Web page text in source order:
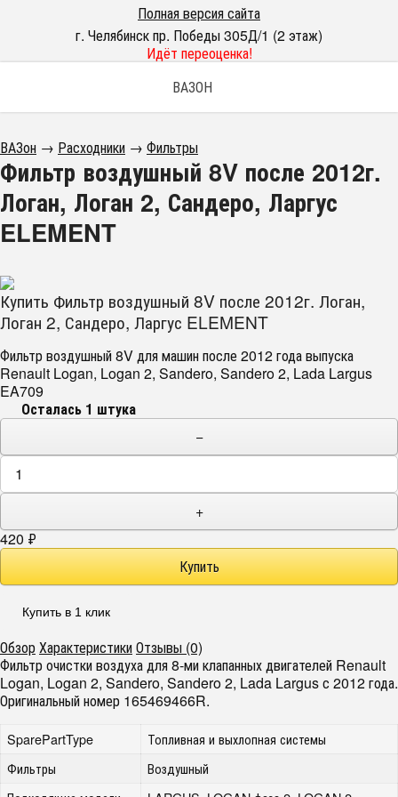
Полная версия сайта
г. Челябинск пр. Победы 305Д/1 (2 этаж)
Идёт переоценка!
ВАЗОН
ВАЗон → Расходники → Фильтры
Фильтр воздушный 8V после 2012г.
Логан, Логан 2, Сандеро, Ларгус
ELEMENT
Купить Фильтр воздушный 8V после 2012г. Логан,
Логан 2, Сандеро, Ларгус ELEMENT
Фильтр воздушный 8V для машин после 2012 года выпуска
Renault Logan, Logan 2, Sandero, Sandero 2, Lada Largus
EA709
Осталась 1 штука
−
+
420 ₽
Купить в 1 клик
ОбзорХарактеристикиОтзывы (0)
Фильтр очистки воздуха для 8-ми клапанных двигателей Renault
Logan, Logan 2, Sandero, Sandero 2, Lada Largus с 2012 года.
Оригинальный номер 165469466R.
SparePartType
Топливная и выхлопная системы
Фильтры
Воздушный